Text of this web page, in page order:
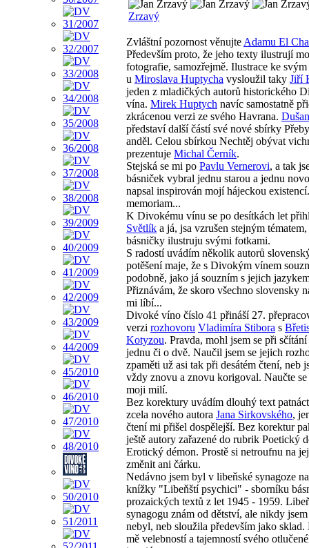
Zrzavý
Zvláštní pozornost věnujte Adamu El
Především proto, že jeho texty ilustrují
fotografie, samozřejmě. Ilustrace ke
u Miroslava Huptycha vysloužil taky Jiří
jeden z mladičkých autorů historického
vína. Mirek Huptych navíc samostatně
zkrácenou verzi ze svého Havrana.
představí další částí své nové sbírky
anděl. Celou sbírkou Nechtěj obývat
prezentuje Michal Černík.
Stejská se mi po Pavlu Vernerovi, a tak
básniček vybral jednu starou a jednu
napsal inspirován mojí hájeckou
memoriam...
K Divokému vínu se po desítkách let
Světlík a já, jsa vzrušen stejným
básničky ilustruju svými fotkami.
S radostí uvádím několik autorů
potěšení maje, že s Divokým vínem
podobně, jako já souzním s jejich
Přiznávám, že skoro všechno slovensky
mi líbí...
Divoké víno číslo 41 přináší 27.
verzi rozhovoru Vladimíra Stibora s
Kotyzou. Pravda, mohl jsem se při sčítání
jednu či o dvě. Naučil jsem se jejich
zpaměti už asi tak při desátém čtení, neb
vždy znovu a znovu korigoval. Naučte
moji milí.
Bez korektury uvádím dlouhý text
zcela nového autora Jana Sirkovského,
čtení mi přišel dospělejší. Bez korektur
ještě autory zařazené do rubrik Poetický
Erotický démon. Prostě si netroufnu na
změnit ani čárku.
Nedávno jsem byl v libeňské synagoze
knížky "Libeňští psychici" - sborníku
prozaických textů z let 1945 - 1959.
synagogu znám od dětství, ale nikdy
nebyl, neb sloužila především jako sklad.
mě velebností a tajemností svého